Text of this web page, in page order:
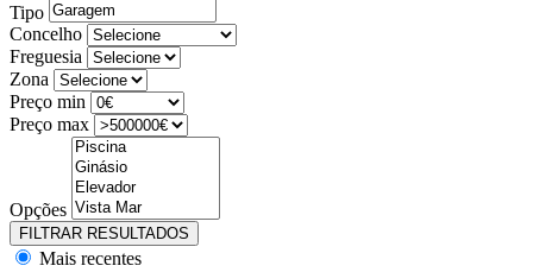
Tipo
Concelho
Freguesia
Zona
Preço min
Preço max
Opções
Mais recentes